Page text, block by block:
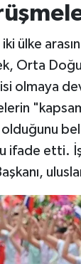
iki ülke
Orta
olmaya
ifade etti.